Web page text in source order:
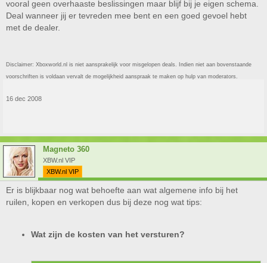
vooral geen overhaaste beslissingen maar blijf bij je eigen schema.
Deal wanneer jij er tevreden mee bent en een goed gevoel hebt
met de dealer.
Disclaimer: Xboxworld.nl is niet aansprakelijk voor misgelopen deals. Indien niet aan bovenstaande
voorschriften is voldaan vervalt de mogelijkheid aanspraak te maken op hulp van moderators.
16 dec 2008
Magneto 360
XBW.nl VIP
XBW.nl VIP
Er is blijkbaar nog wat behoefte aan wat algemene info bij het
ruilen, kopen en verkopen dus bij deze nog wat tips:
Wat zijn de kosten van het versturen?